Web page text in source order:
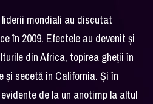
mondiali au discutat
în 2009. Efectele au devenit și
din Africa, topirea gheții în
și secetă în California. Şi în
de la un anotimp la altul